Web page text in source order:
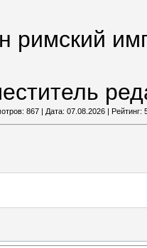
римский
867 | Дата: 07.08.2026 | Рейтинг: